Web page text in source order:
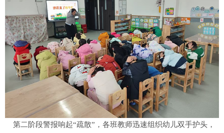
第二阶段警报响起“疏散”，各班教师迅速组织幼儿双手护头，